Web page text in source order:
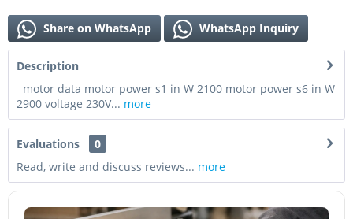
Share on WhatsApp WhatsApp Inquiry
Description
motor data motor power s1 in W 2100 motor power s6 in W
2900 voltage 230V... more
Evaluations
0
Read, write and discuss reviews... more